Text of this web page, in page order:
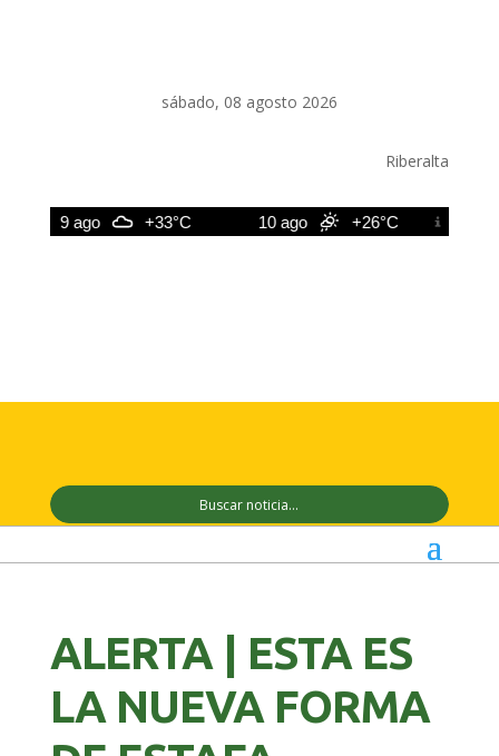
sábado, 08 agosto 2026
Riberalta
9 ago +33°C 10 ago +26°C
ALERTA | ESTA ES
LA NUEVA FORMA